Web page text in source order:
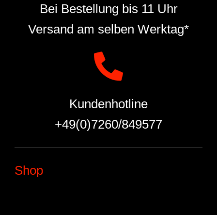
Bei Bestellung bis 11 Uhr
Versand am selben Werktag*
Kundenhotline
+49(0)7260/849577
Shop